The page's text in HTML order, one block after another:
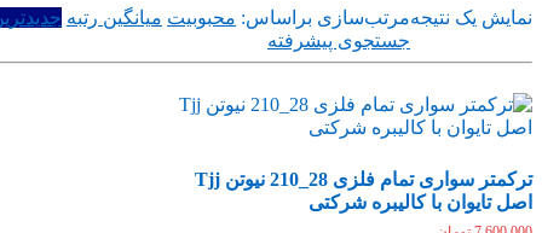
نمایش یک نتیجهمرتب‌سازی براساس: محبوبیت میانگین رتبه
جستجوی پیشرفته
ترکمتر سواری تمام فلزی 28_210 نیوتن Tjj
اصل تایوان با کالیبره شرکتی